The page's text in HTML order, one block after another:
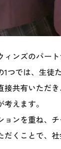
ィンズのパー
1つでは、生徒
接共有いただ
えます。
ョンを重ね、
だくことで、